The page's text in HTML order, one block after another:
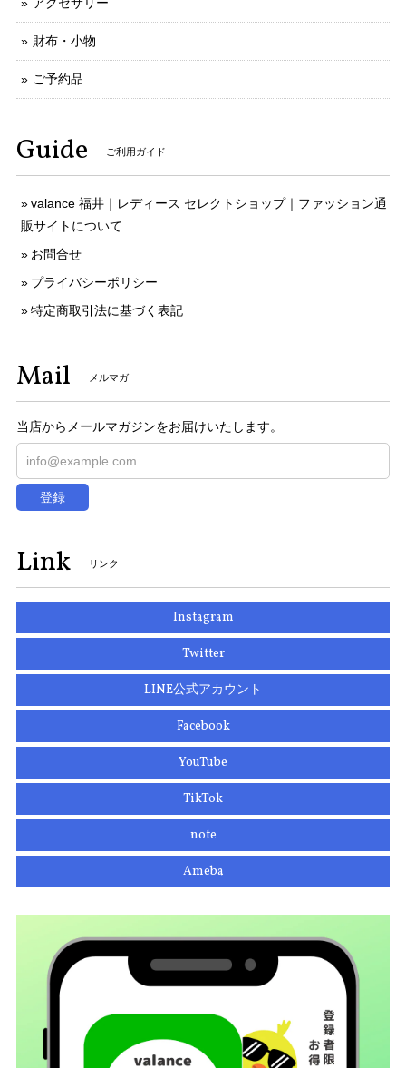
財布・小物
ご予約品
Guide ご利用ガイド
valance 福井｜レディース セレクトショップ｜ファッション通
販サイトについて
お問合せ
プライバシーポリシー
特定商取引法に基づく表記
Mail メルマガ
当店からメールマガジンをお届けいたします。
登録
Link リンク
Instagram
Twitter
LINE公式アカウント
Facebook
YouTube
TikTok
note
Ameba